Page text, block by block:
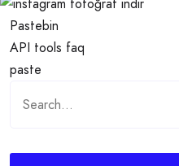
Pastebin
API tools faq
paste